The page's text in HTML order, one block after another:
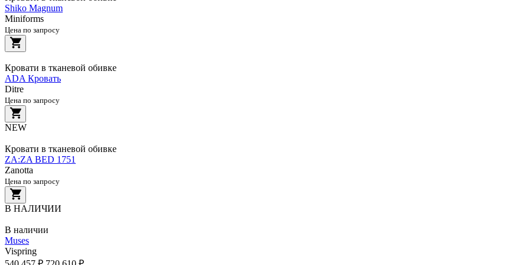
Shiko Magnum
Miniforms
Цена по запросу
Кровати в тканевой обивке
ADA Кровать
Ditre
Цена по запросу
NEW
Кровати в тканевой обивке
ZA:ZA BED 1751
Zanotta
Цена по запросу
В НАЛИЧИИ
В наличии
Muses
Vispring